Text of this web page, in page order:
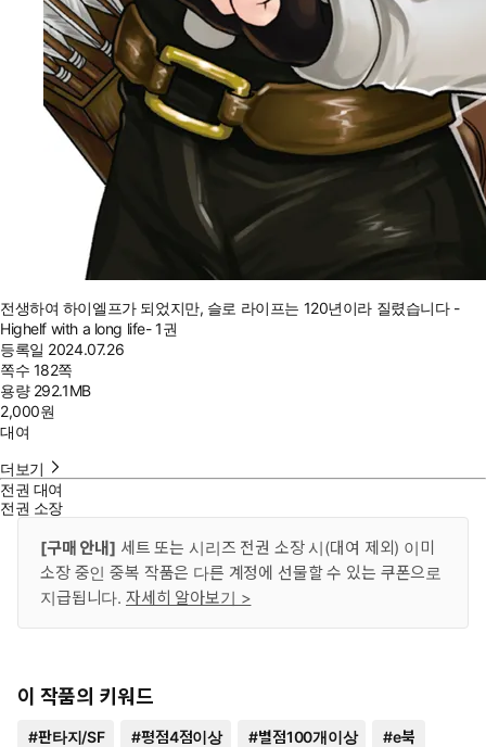
전생하여 하이엘프가 되었지만, 슬로 라이프는 120년이라 질렸습니다 -
Highelf with a long life- 1권
등록일 2024.07.26
쪽수 182쪽
용량 292.1MB
2,000원
대여
더보기
전권 대여
전권 소장
[구매 안내] 세트 또는 시리즈 전권 소장 시(대여 제외) 이미
소장 중인 중복 작품은 다른 계정에 선물할 수 있는 쿠폰으로
지급됩니다. 자세히 알아보기 >
이 작품의 키워드
#판타지/SF #평점4점이상 #별점100개이상 #e북